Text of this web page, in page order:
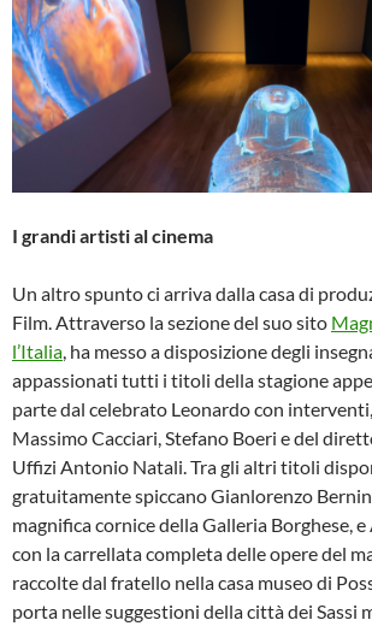
I grandi artisti al cinema
Un altro spunto ci arriva dalla casa di
Film. Attraverso la sezione del suo sito
l’Italia, ha messo a disposizione degli
appassionati tutti i titoli della stagione
parte dal celebrato Leonardo con
Massimo Cacciari, Stefano Boeri e del
Uffizi Antonio Natali. Tra gli altri titoli
gratuitamente spiccano Gianlorenzo
magnifica cornice della Galleria Borghese,
con la carrellata completa delle opere del
raccolte dal fratello nella casa museo di
porta nelle suggestioni della città dei Sassi